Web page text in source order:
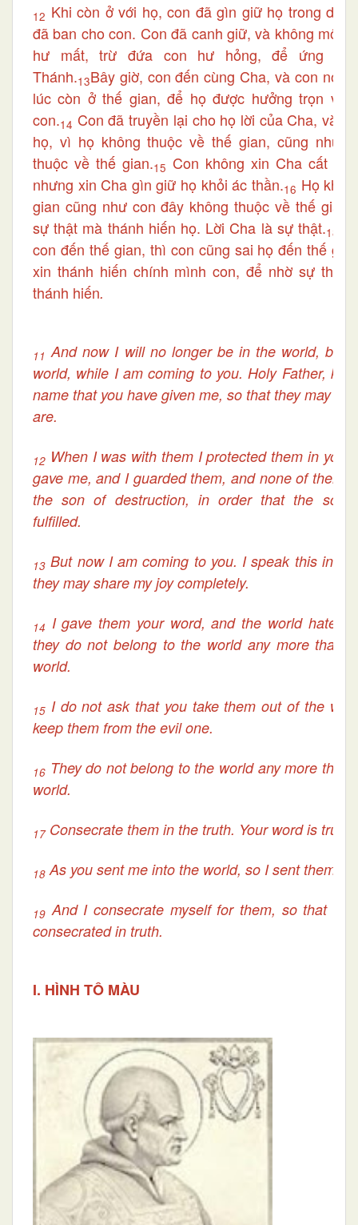
12 Khi còn ở với họ, con đã gìn giữ họ trong
đã ban cho con. Con đã canh giữ, và không một
hư mất, trừ đứa con hư hỏng, để ứng
Thánh.13Bây giờ, con đến cùng Cha, và con nói
lúc còn ở thế gian, để họ được hưởng trọn
con.14 Con đã truyền lại cho họ lời của Cha, và
họ, vì họ không thuộc về thế gian, cũng như
thuộc về thế gian.15 Con không xin Cha cất họ
nhưng xin Cha gìn giữ họ khỏi ác thần.16 Họ
gian cũng như con đây không thuộc về thế gian.
sự thật mà thánh hiến họ. Lời Cha là sự thật.18
con đến thế gian, thì con cũng sai họ đến thế
xin thánh hiến chính mình con, để nhờ sự thật,
thánh hiến.
11 And now I will no longer be in the world, but
world, while I am coming to you. Holy Father,
name that you have given me, so that they may be
are.
12 When I was with them I protected them in your
gave me, and I guarded them, and none of them
the son of destruction, in order that the
fulfilled.
13 But now I am coming to you. I speak this in
they may share my joy completely.
14 I gave them your word, and the world hated
they do not belong to the world any more than
world.
15 I do not ask that you take them out of the
keep them from the evil one.
16 They do not belong to the world any more than
world.
17Consecrate them in the truth. Your word is truth.
18 As you sent me into the world, so I sent them
19 And I consecrate myself for them, so that
consecrated in truth.
I. HÌNH TÔ MÀU